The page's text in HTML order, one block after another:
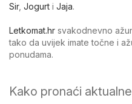
Sir, Jogurt i Jaja.
Letkomat.hr svakodnevno
tako da uvijek imate točne i
ponudama.
Kako pronaći